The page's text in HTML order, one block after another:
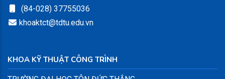
(84-028) 37755036
khoaktct@tdtu.edu.vn
KHOA KỸ THUẬT CÔNG TRÌNH